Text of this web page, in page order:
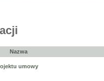
Nazwa
umowy